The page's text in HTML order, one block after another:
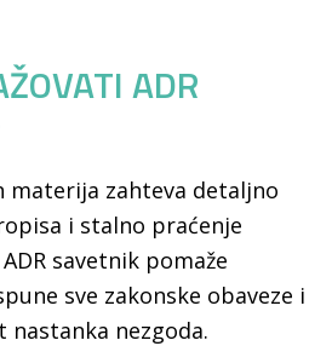
ADR
zahteva detaljno
i stalno praćenje
savetnik pomaže
sve zakonske obaveze i
nastanka nezgoda.